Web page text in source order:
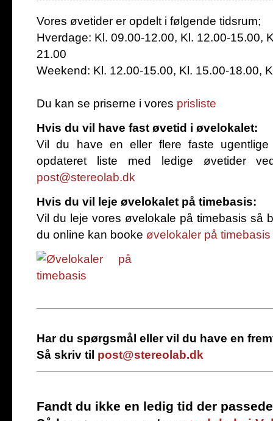
Vores øvetider er opdelt i følgende tidsrum;
Hverdage: Kl. 09.00-12.00, Kl. 12.00-15.00,
21.00
Weekend: Kl. 12.00-15.00, Kl. 15.00-18.00,
Du kan se priserne i vores prisliste
Hvis du vil have fast øvetid i øvelokalet:
Vil du have en eller flere faste
opdateret liste med ledige øvetider
post@stereolab.dk
Hvis du vil leje øvelokalet på timebasis:
Vil du leje vores øvelokale på timebasis så
du online kan booke øvelokaler på timebasis
Har du spørgsmål eller vil du have en
Så skriv til post@stereolab.dk
Fandt du ikke en ledig tid der